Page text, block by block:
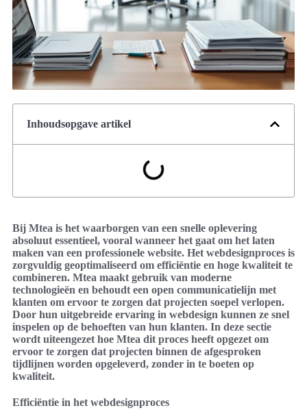
Inhoudsopgave artikel
Bij Mtea is het waarborgen van een snelle oplevering
absoluut essentieel, vooral wanneer het gaat om het laten
maken van een professionele website. Het webdesignproces is
zorgvuldig geoptimaliseerd om efficiëntie en hoge kwaliteit te
combineren. Mtea maakt gebruik van moderne
technologieën en behoudt een open communicatielijn met
klanten om ervoor te zorgen dat projecten soepel verlopen.
Door hun uitgebreide ervaring in webdesign kunnen ze snel
inspelen op de behoeften van hun klanten. In deze sectie
wordt uiteengezet hoe Mtea dit proces heeft opgezet om
ervoor te zorgen dat projecten binnen de afgesproken
tijdlijnen worden opgeleverd, zonder in te boeten op
kwaliteit.
Efficiëntie in het webdesignproces